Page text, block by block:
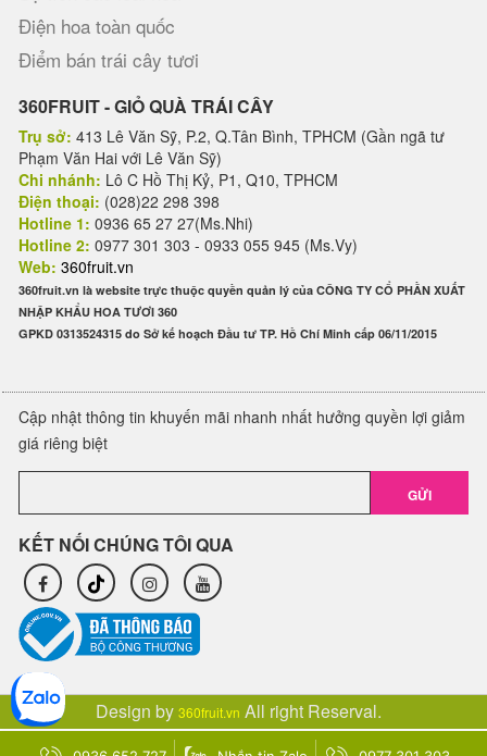
Điện hoa toàn quốc
Điểm bán trái cây tươi
360FRUIT - GIỎ QUÀ TRÁI CÂY
Trụ sở: 413 Lê Văn Sỹ, P.2, Q.Tân Bình, TPHCM (Gần ngã tư
Phạm Văn Hai với Lê Văn Sỹ)
Chi nhánh: Lô C Hồ Thị Kỷ, P1, Q10, TPHCM
Điện thoại: (028)22 298 398
Hotline 1: 0936 65 27 27(Ms.Nhi)
Hotline 2: 0977 301 303 - 0933 055 945 (Ms.Vy)
Web: 360fruit.vn
360fruit.vn là website trực thuộc quyền quản lý của CÔNG TY CỔ PHẦN XUẤT
NHẬP KHẨU HOA TƯƠI 360
GPKD 0313524315 do Sở kế hoạch Đầu tư TP. Hồ Chí Minh cấp 06/11/2015
Cập nhật thông tin khuyến mãi nhanh nhất hưởng quyền lợi giảm
giá riêng biệt
GỬI
KẾT NỐI CHÚNG TÔI QUA
Design by 360fruit.vn All right Reserval.